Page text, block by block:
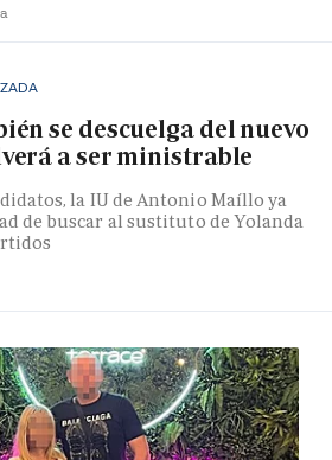
se descuelga del nuevo
a ser ministrable
la IU de Antonio Maíllo ya
de buscar al sustituto de Yolanda